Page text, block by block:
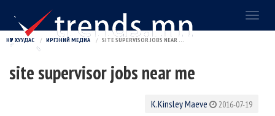
НҮҮР ХУУДАС ИРГЭНИЙ МЕДИА SITE SUPERVISOR JOBS NEAR ME
site supervisor jobs near me
K.Kinsley Maeve
2016-07-19